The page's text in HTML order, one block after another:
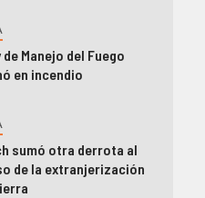
de Manejo del Fuego
en incendio
sumó otra derrota al
de la extranjerización